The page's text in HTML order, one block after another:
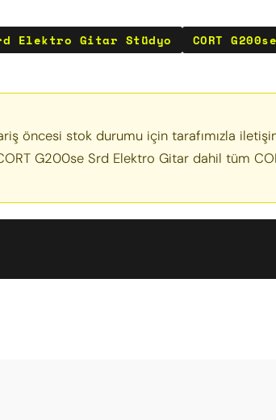
Elektro Gitar Stüdyo
CORT
öncesi stok durumu için tarafımızla
G200se Srd Elektro Gitar dahil tüm